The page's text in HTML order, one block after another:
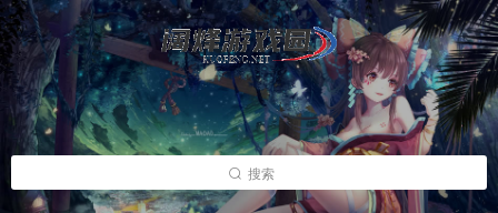
搜索